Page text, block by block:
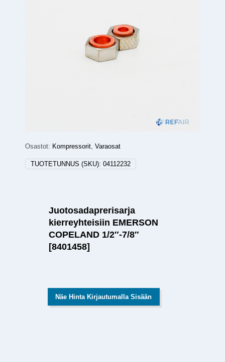
Osastot: Kompressorit, Varaosat
TUOTETUNNUS (SKU): 04112232
Juotosadaprerisarja
kierreyhteisiin EMERSON
COPELAND 1/2″-7/8″
[8401458]
Näe Hinta Kirjautumalla Sisään